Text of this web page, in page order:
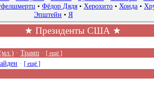
• Фёдор Дядя • Херохито • Хонда •
Эпштейн • Я
★ Президенты США ★
· Трамп · [ ещё ]
· [ ещё ]